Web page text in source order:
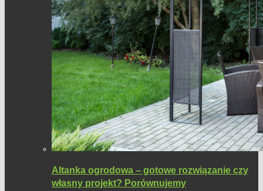
Altanka ogrodowa – gotowe rozwiązanie czy
własny projekt? Porównujemy